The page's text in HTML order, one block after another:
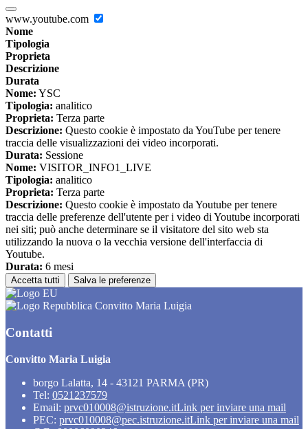
www.youtube.com
Nome
Tipologia
Proprieta
Descrizione
Durata
Nome: YSC
Tipologia: analitico
Proprieta: Terza parte
Descrizione: Questo cookie è impostato da YouTube per tenere
traccia delle visualizzazioni dei video incorporati.
Durata: Sessione
Nome: VISITOR_INFO1_LIVE
Tipologia: analitico
Proprieta: Terza parte
Descrizione: Questo cookie è impostato da Youtube per tenere
traccia delle preferenze dell'utente per i video di Youtube incorporati
nei siti; può anche determinare se il visitatore del sito web sta
utilizzando la nuova o la vecchia versione dell'interfaccia di
Youtube.
Durata: 6 mesi
Accetta tutti Salva le preferenze
Convitto Maria Luigia
Contatti
Convitto Maria Luigia
borgo Lalatta, 14 - 43121 PARMA (PR)
Tel: 0521237579
Email: prvc010008@istruzione.itLink per inviare una mail
PEC: prvc010008@pec.istruzione.itLink per inviare una mail